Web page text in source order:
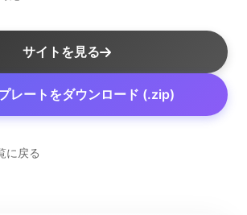
サイトを見る
レートをダウンロード (.zip)
に戻る